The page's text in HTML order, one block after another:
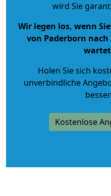
wird Sie
Wir legen los, wenn
von Paderborn
Holen Sie sich
unverbindliche
Kostenlose